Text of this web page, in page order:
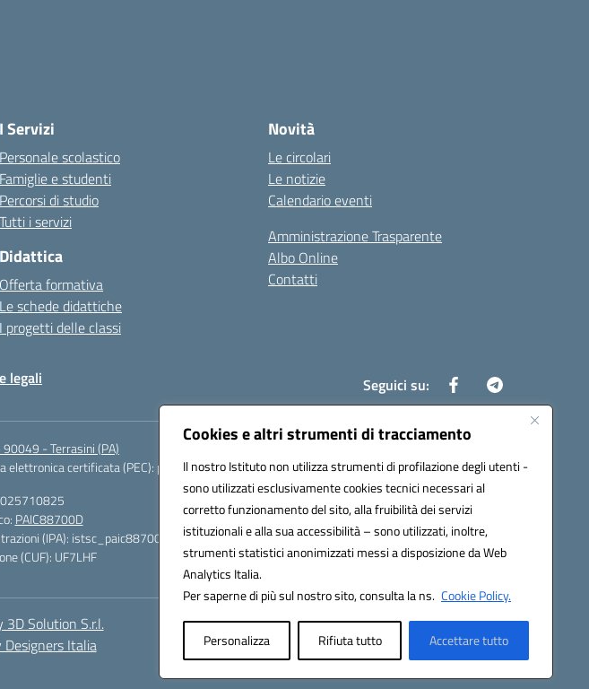
Cookies e altri strumenti di tracciamento
Il nostro Istituto non utilizza strumenti di profilazione degli utenti -
sono utilizzati esclusivamente cookies tecnici necessari al
corretto funzionamento del sito, alla fruibilità dei servizi
istituzionali e alla sua accessibilità – sono utilizzati, inoltre,
strumenti statistici anonimizzati messi a disposizione da Web
Analytics Italia.
Per saperne di più sul nostro sito, consulta la ns. Cookie Policy.
Personalizza Rifiuta tutto Accettare tutto
I Servizi
Personale scolastico
Famiglie e studenti
Percorsi di studio
Tutti i servizi
Didattica
Offerta formativa
Le schede didattiche
I progetti delle classi
Novità
Le circolari
Le notizie
Calendario eventi
Amministrazione Trasparente
Albo Online
Contatti
legali Seguici su:
90049 - Terrasini (PA)
elettronica certificata (PEC): paic88700d@pec.istruzione.it
PAIC88700D
(IPA): istsc_paic88700d
(CUF): UF7LHF
Solution S.r.l.
Italia